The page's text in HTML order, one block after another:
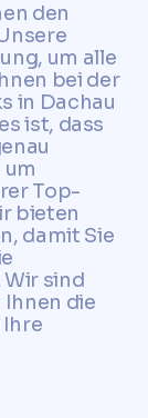
den
um alle
bei der
in Dachau
ist, dass
um
Top-
bieten
damit Sie
sind
die